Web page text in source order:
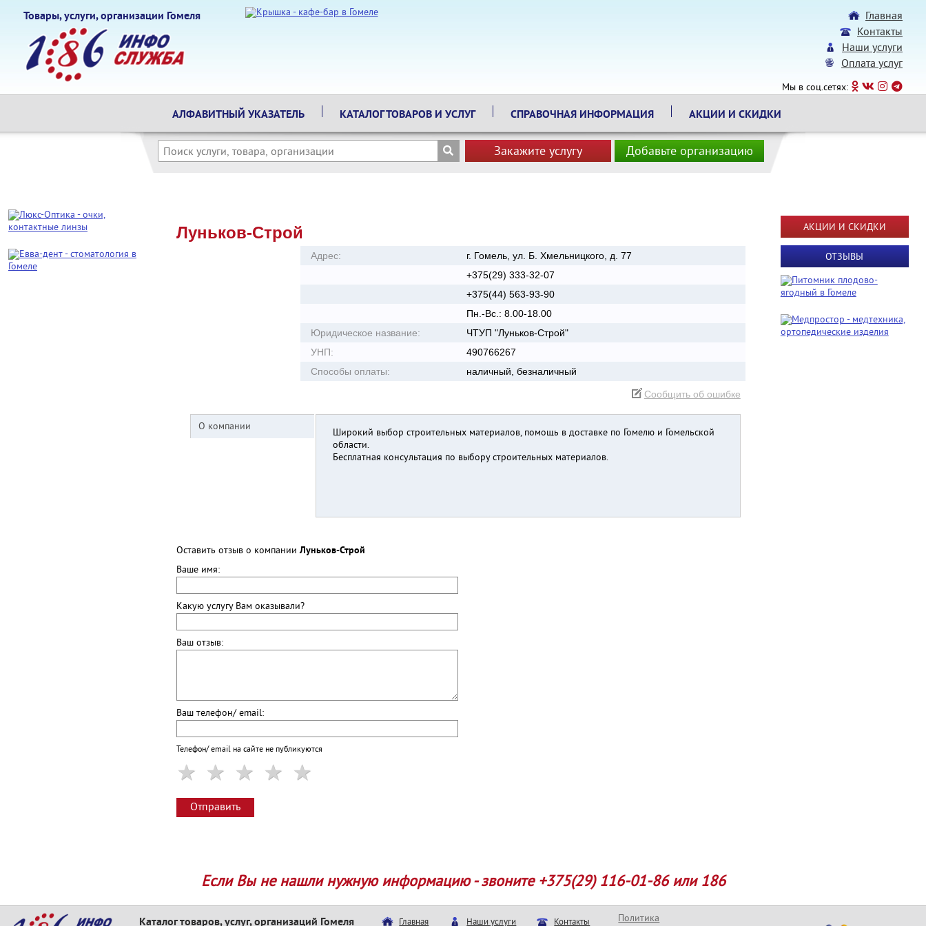
Товары, услуги, организации Гомеля
Главная
Контакты
Наши услуги
Оплата услуг
Мы в соц.сетях:
АЛФАВИТНЫЙ УКАЗАТЕЛЬ КАТАЛОГ ТОВАРОВ И УСЛУГ СПРАВОЧНАЯ ИНФОРМАЦИЯ АКЦИИ И СКИДКИ
Закажите услугу Добавьте организацию
Луньков-Строй
Адрес:
г. Гомель, ул. Б. Хмельницкого, д. 77
+375(29) 333-32-07
+375(44) 563-93-90
Пн.-Вс.: 8.00-18.00
Юридическое название:
ЧТУП "Луньков-Строй"
УНП:
490766267
Способы оплаты:
наличный, безналичный
Сообщить об ошибке
О компании
Широкий выбор строительных материалов, помощь в доставке по Гомелю и Гомельской
области.
Бесплатная консультация по выбору строительных материалов.
Оставить отзыв о компанииЛуньков-Строй
Ваше имя:
Какую услугу Вам оказывали?
Ваш отзыв:
Ваш телефон/ email:
Телефон/ email на сайте не публикуются
Отправить
АКЦИИ И СКИДКИ
ОТЗЫВЫ
Если Вы не нашли нужную информацию - звоните +375(29) 116-01-86 или 186
Каталог товаров, услуг, организаций Гомеля Главная Наши услуги Контакты
Политика